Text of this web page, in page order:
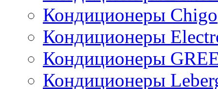
Кондиционеры Chigo
Кондиционеры
Кондиционеры
Кондиционеры